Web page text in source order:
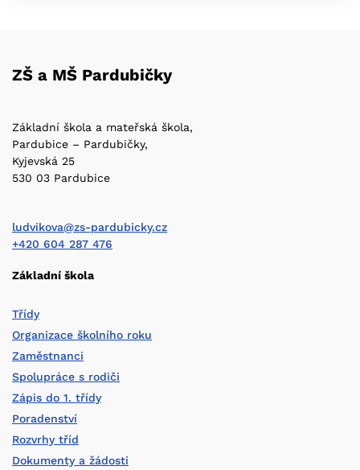
ZŠ a MŠ Pardubičky
Základní škola a mateřská škola,
Pardubice – Pardubičky,
Kyjevská 25
530 03 Pardubice
ludvikova@zs-pardubicky.cz
+420 604 287 476
Základní škola
Třídy
Organizace školního roku
Zaměstnanci
Spolupráce s rodiči
Zápis do 1. třídy
Poradenství
Rozvrhy tříd
Dokumenty a žádosti